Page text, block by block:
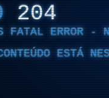
204
FATAL ERROR -
ESTÁ